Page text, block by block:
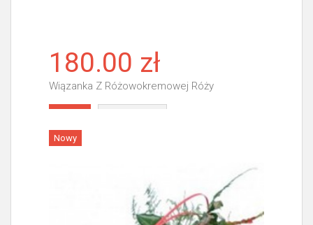
180.00 zł
Wiązanka Z Różowokremowej Róży
Nowy